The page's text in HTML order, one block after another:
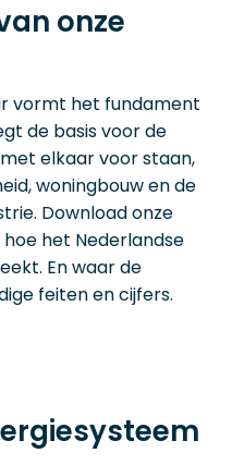
onze
vormt het fundament
de basis voor de
elkaar voor staan,
woningbouw en de
Download onze
het Nederlandse
En waar de
feiten en cijfers.